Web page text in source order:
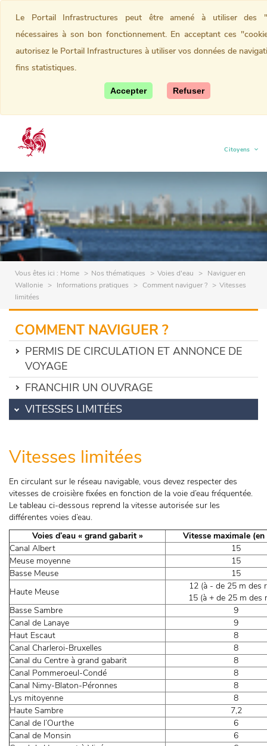
Citoyens
(current)
Vous êtes ici : Home Nos thématiques Voies d'eau
Naviguer en
Wallonie
Informations pratiques Comment naviguer ?
Vitesses
limitées
COMMENT NAVIGUER ?
PERMIS DE CIRCULATION ET ANNONCE DE
VOYAGE
FRANCHIR UN OUVRAGE
VITESSES LIMITÉES
Vitesses limitées
En circulant sur le réseau navigable, vous devez respecter des
vitesses de croisière fixées en fonction de la voie d’eau fréquentée.
Le tableau ci-dessous reprend la vitesse autorisée sur les
différentes voies d’eau.
Voies d’eau « grand gabarit »
Vitesse maximale
Canal Albert
15
Meuse moyenne
15
Basse Meuse
15
Haute Meuse
12 (à - de 25 m des
15 (à + de 25 m des
Basse Sambre
9
Canal de Lanaye
9
Haut Escaut
8
Canal Charleroi-Bruxelles
8
Canal du Centre à grand gabarit
8
Canal Pommeroeul-Condé
8
Canal Nimy-Blaton-Péronnes
8
Lys mitoyenne
8
Haute Sambre
7,2
Canal de l’Ourthe
6
Canal de Monsin
6
Le Portail Infrastructures peut être amené à utiliser des
nécessaires à son bon fonctionnement. En acceptant ces
autorisez le Portail Infrastructures à utiliser vos données de
fins statistiques.
Accepter Refuser